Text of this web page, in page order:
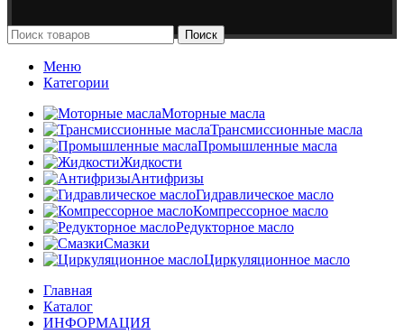
Поиск
Меню
Категории
Моторные масла
Трансмиссионные масла
Промышленные масла
Жидкости
Антифризы
Гидравлическое масло
Компрессорное масло
Редукторное масло
Смазки
Циркуляционное масло
Главная
Каталог
ИНФОРМАЦИЯ